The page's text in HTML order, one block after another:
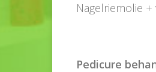
Nagelriemolie
Pedicure